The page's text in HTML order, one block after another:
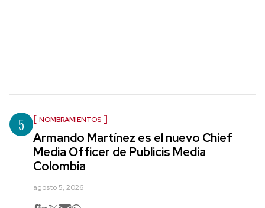
5 NOMBRAMIENTOS
Armando Martínez es el nuevo Chief
Media Officer de Publicis Media
Colombia
agosto 5, 2026